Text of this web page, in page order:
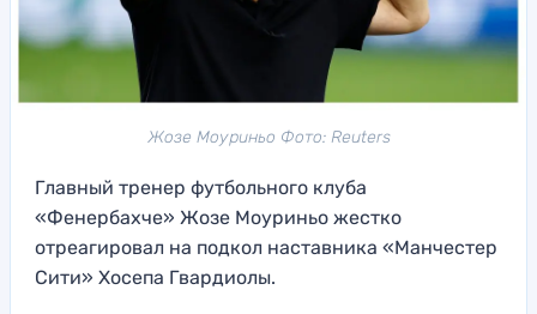
Жозе Моуриньо Фото: Reuters
Главный тренер футбольного клуба
«Фенербахче» Жозе Моуриньо жестко
отреагировал на подкол наставника «Манчестер
Сити» Хосепа Гвардиолы.